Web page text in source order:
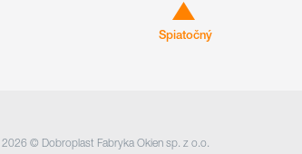
Spiatočný
2026 © Dobroplast Fabryka Okien sp. z o.o.